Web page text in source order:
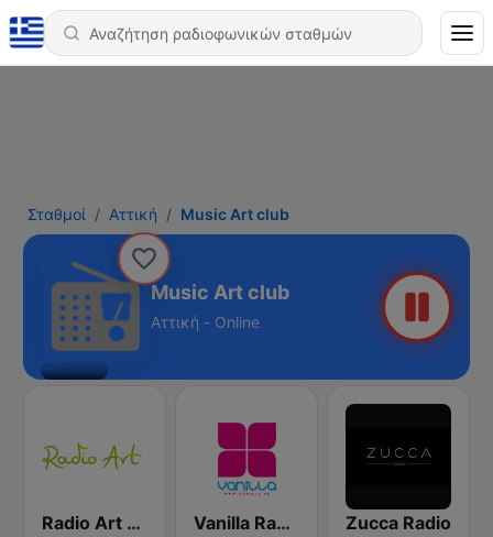
Σταθμοί Αττική Music Art club
Music Art club
Αττική - Online
Radio Art - Jazz Piano Vanilla Radio Deep Zucca Radio